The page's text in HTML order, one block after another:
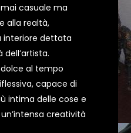
casuale ma
alla realtà,
interiore dettata
al tempo
capace di
intima delle cose e
creatività